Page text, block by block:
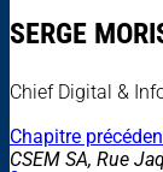
SERGE
Chief Digital &
Chapitre
CSEM SA, Rue